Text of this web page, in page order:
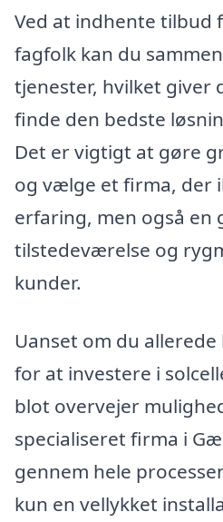
Ved at indhente tilbud
fagfolk kan du
tjenester, hvilket giver
finde den bedste
Det er vigtigt at gøre
og vælge et firma, der
erfaring, men også en
tilstedeværelse og
kunder.
Uanset om du
for at investere i
blot overvejer
specialiseret firma i
gennem hele
kun en vellykket